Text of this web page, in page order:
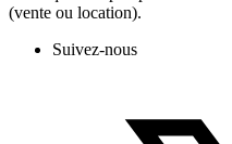
(vente ou location).
Suivez-nous